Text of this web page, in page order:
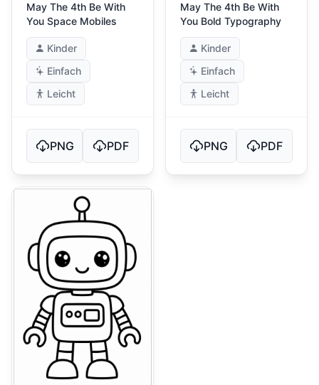
May The 4th Be With
You Space Mobiles
Kinder
Einfach
Leicht
PNG PDF
May The 4th Be With
You Bold Typography
Kinder
Einfach
Leicht
PNG PDF